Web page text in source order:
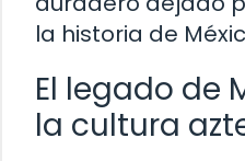
la historia de
El legado de
la cultura